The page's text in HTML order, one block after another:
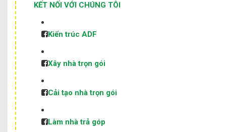
KẾT NỐI VỚI CHÚNG TÔI
Kiến trúc ADF
Xây nhà trọn gói
Cải tạo nhà trọn gói
Làm nhà trả góp